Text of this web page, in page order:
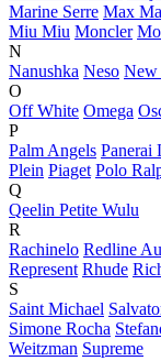
Marine Serre Max
Miu Miu Moncler
N
Nanushka Neso New
O
Off White Omega
P
Palm Angels Panerai
Plein Piaget Polo
Q
Qeelin Petite Wulu
R
Rachinelo Redline
Represent Rhude
S
Saint Michael
Simone Rocha
Weitzman Supreme